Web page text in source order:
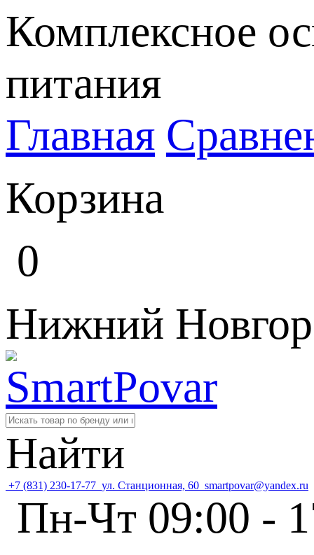
Комплексное
питания
Главная
Корзина
0
Нижний
Найти
+7 (831) 230-17-77 ул. Станционная, 60 smartpovar@yandex.ru
Пн-Чт 09:00 -